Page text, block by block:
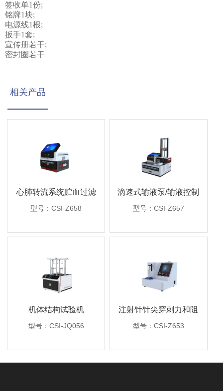
签收单1份;
铭牌1块;
电源线1根;
扳手1套;
宣传册若干;
密封圈若干
相关产品
心肺转流系统贮血过滤
型号：CSI-Z658
滴速式输液泵/输液控制
型号：CSI-Z657
机体结构试验机
型号：CSI-JQ056
注射针针尖穿刺力和阻
型号：CSI-Z653